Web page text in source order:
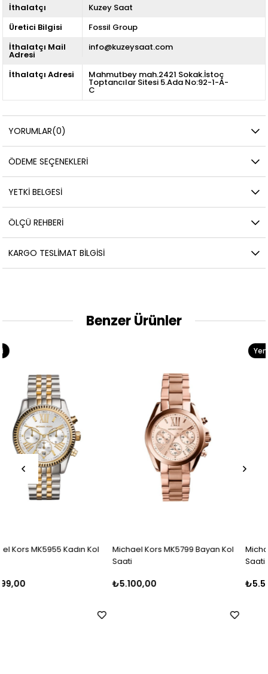
İthalatçı
Kuzey Saat
Üretici Bilgisi
Fossil Group
İthalatçı Mail
Adresi
info@kuzeysaat.com
İthalatçı Adresi Mahmutbey mah.2421 Sokak.İstoç
Toptancılar Sitesi 5.Ada No:92-1-A-
C
YORUMLAR(0)
ÖDEME SEÇENEKLERI
YETKİ BELGESİ
ÖLÇÜ REHBERI
KARGO TESLIMAT BILGISI
Benzer Ürünler
Michael Kors MK5799 Bayan Kol
₺5.100,00
Michael Kors MK5798 Bayan Kol
₺5.500,00